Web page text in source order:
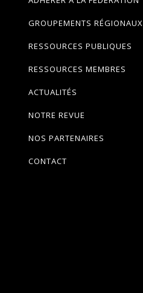
GROUPEMENTS RÉGIONAUX
RESSOURCES PUBLIQUES
RESSOURCES MEMBRES
ACTUALITÉS
NOTRE REVUE
NOS PARTENAIRES
CONTACT